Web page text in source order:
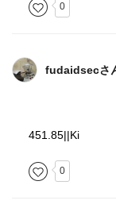
表したことが世
来に大きな影響
た事実について
0
fudaidsecさ
451.85||Ki
0